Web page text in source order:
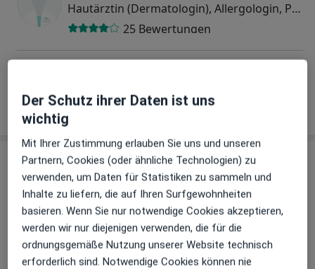
Hautärztin (Dermatologin), Allergologin, Phlebologin
25 Bewertungen
Praxis
Zu Google Maps
Der Schutz ihrer Daten ist uns
wichtig
Mit Ihrer Zustimmung erlauben Sie uns und unseren
Partnern, Cookies (oder ähnliche Technologien) zu
verwenden, um Daten für Statistiken zu sammeln und
Inhalte zu liefern, die auf Ihren Surfgewohnheiten
basieren. Wenn Sie nur notwendige Cookies akzeptieren,
werden wir nur diejenigen verwenden, die für die
ordnungsgemäße Nutzung unserer Website technisch
erforderlich sind. Notwendige Cookies können nie